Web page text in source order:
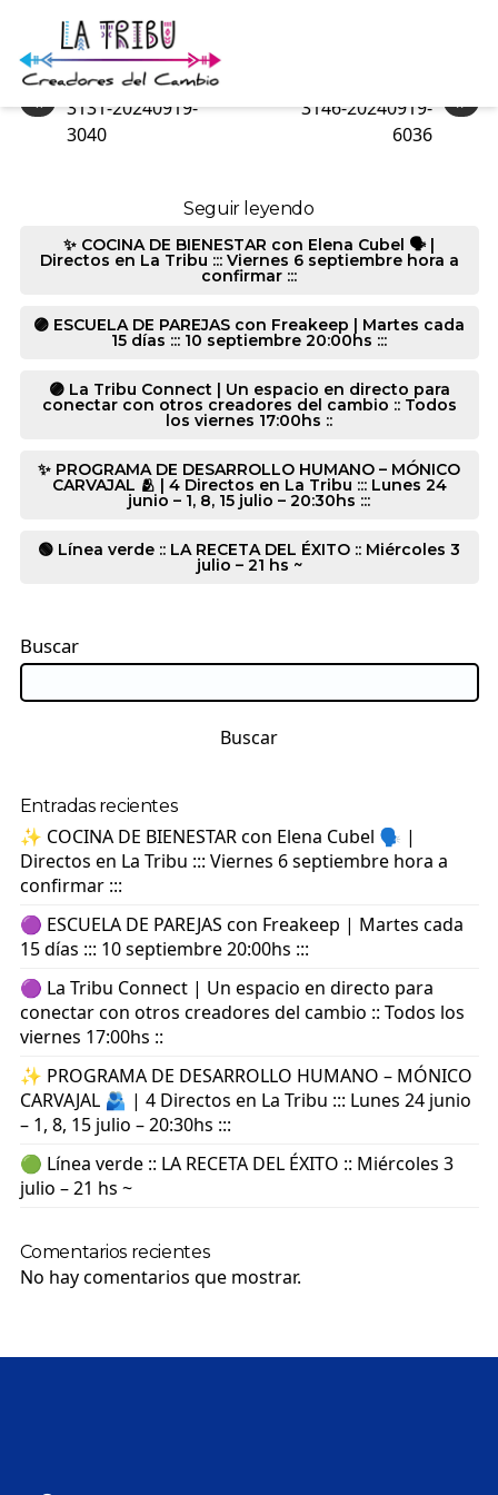
9103-20240919-6032
«
3131-20240919-
3040
»
3146-20240919-
6036
Seguir leyendo
✨ COCINA DE BIENESTAR con Elena Cubel 🗣️ |
Directos en La Tribu ::: Viernes 6 septiembre hora a
confirmar :::
🟣 ESCUELA DE PAREJAS con Freakeep | Martes cada
15 días ::: 10 septiembre 20:00hs :::
🟣 La Tribu Connect | Un espacio en directo para
conectar con otros creadores del cambio :: Todos
los viernes 17:00hs ::
✨ PROGRAMA DE DESARROLLO HUMANO – MÓNICO
CARVAJAL 🫂 | 4 Directos en La Tribu ::: Lunes 24
junio – 1, 8, 15 julio – 20:30hs :::
🟢 Línea verde :: LA RECETA DEL ÉXITO :: Miércoles 3
julio – 21 hs ~
Buscar
Buscar
Entradas recientes
✨ COCINA DE BIENESTAR con Elena Cubel 🗣️ |
Directos en La Tribu ::: Viernes 6 septiembre hora a
confirmar :::
🟣 ESCUELA DE PAREJAS con Freakeep | Martes cada
15 días ::: 10 septiembre 20:00hs :::
🟣 La Tribu Connect | Un espacio en directo para
conectar con otros creadores del cambio :: Todos los
viernes 17:00hs ::
✨ PROGRAMA DE DESARROLLO HUMANO – MÓNICO
CARVAJAL 🫂 | 4 Directos en La Tribu ::: Lunes 24 junio
– 1, 8, 15 julio – 20:30hs :::
🟢 Línea verde :: LA RECETA DEL ÉXITO :: Miércoles 3
julio – 21 hs ~
Comentarios recientes
No hay comentarios que mostrar.